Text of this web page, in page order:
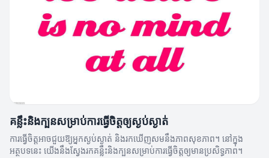
គន្លឹះនិងក្បួនសម្រាប់ការធ្វើចិត្តឲ្យស្ងប់ស្ងាត់
ការធ្វើចិត្តអាចជួយឱ្យអ្នកស្ងប់ស្ងាត់ និងរកឃើញសមនឹងភាពសុខភាព។ នៅក្នុង
អត្ថបទនេះ យើងនឹងស្វែងរកគន្លឹះនិងក្បួនសម្រាប់ការធ្វើចិត្តឲ្យមានប្រសិទ្ធភាព។